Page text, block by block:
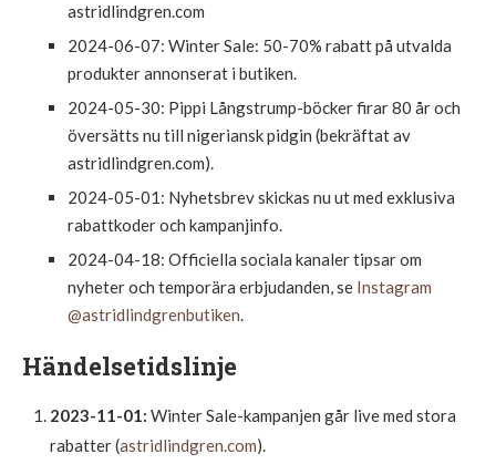
astridlindgren.com
2024-06-07: Winter Sale: 50-70% rabatt på utvalda
produkter annonserat i butiken.
2024-05-30: Pippi Långstrump-böcker firar 80 år och
översätts nu till nigeriansk pidgin (bekräftat av
astridlindgren.com).
2024-05-01: Nyhetsbrev skickas nu ut med exklusiva
rabattkoder och kampanjinfo.
2024-04-18: Officiella sociala kanaler tipsar om
nyheter och temporära erbjudanden, se Instagram
@astridlindgrenbutiken.
Händelsetidslinje
2023-11-01: Winter Sale-kampanjen går live med stora
rabatter (astridlindgren.com).